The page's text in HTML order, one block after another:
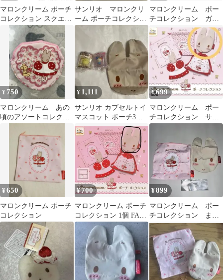
マロンクリーム ポーチ
コレクション スクエア
ポーチ サンリオ ガチャ
ガチャ
サンリオ マロンクリ
ーム ポーチコレクショ
ン スクエアポーチ2個
マロンクリーム ポー
チコレクション ガチ
ャ
¥ 750
マロンクリーム あの
頃のアソートコレクシ
¥ 1,111
サンリオ カプセルトイ
マスコット ポーチ3点
セット
¥699
マロンクリーム ポー
チコレクション サン
リオ
¥650
マロンクリーム ポーチ
コレクション
¥700
マロンクリーム ポーチ
コレクション 1個 FACE
ポーチ ガチャ カプセル
¥899
マロンクリーム ポー
チコレクション まと
め売りガチャガチャ